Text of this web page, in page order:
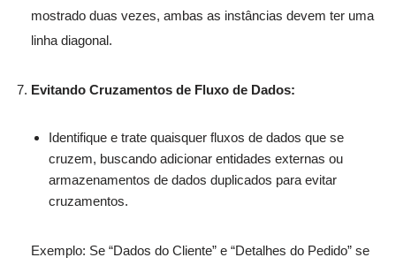
mostrado duas vezes, ambas as instâncias devem ter uma
linha diagonal.
Evitando Cruzamentos de Fluxo de Dados:
Identifique e trate quaisquer fluxos de dados que se
cruzem, buscando adicionar entidades externas ou
armazenamentos de dados duplicados para evitar
cruzamentos.
Exemplo: Se “Dados do Cliente” e “Detalhes do Pedido” se